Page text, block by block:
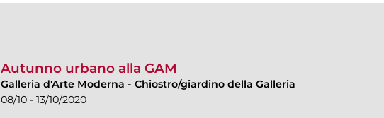
Autunno urbano alla GAM
Galleria d'Arte Moderna - Chiostro/giardino della Galleria
08/10 - 13/10/2020